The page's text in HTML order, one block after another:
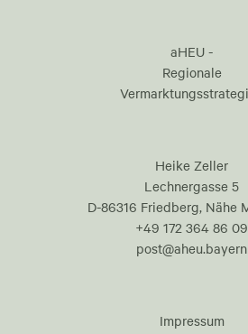
aHEU -
Regionale
Heike Zeller
Lechnergasse 5
D-86316 Friedberg, Nähe
+49 172 364 86 09
post@aheu.bayern
Impressum